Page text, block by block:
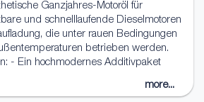
Ganzjahres-Motoröl für
und schnelllaufende Dieselmotoren
die unter rauen Bedingungen
betrieben werden.
- Ein hochmodernes Additivpaket
more...